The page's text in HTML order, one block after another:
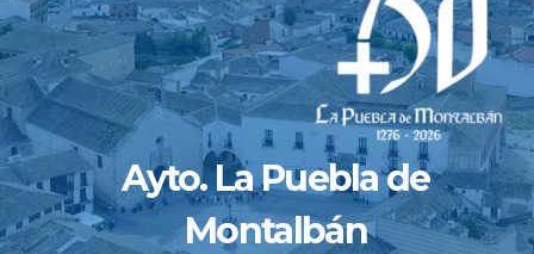
Ayto. La Puebla de
Montalbán